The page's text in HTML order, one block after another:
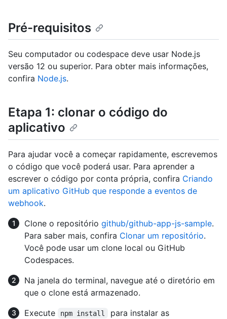
Pré-requisitos
Seu computador ou codespace deve usar Node.js
versão 12 ou superior. Para obter mais informações,
confira Node.js.
Etapa 1: clonar o código do
aplicativo
Para ajudar você a começar rapidamente, escrevemos
o código que você poderá usar. Para aprender a
escrever o código por conta própria, confira Criando
um aplicativo GitHub que responde a eventos de
webhook.
Clone o repositório github/github-app-js-sample.
Para saber mais, confira Clonar um repositório.
Você pode usar um clone local ou GitHub
Codespaces.
Na janela do terminal, navegue até o diretório em
que o clone está armazenado.
Execute
npm install
para instalar as